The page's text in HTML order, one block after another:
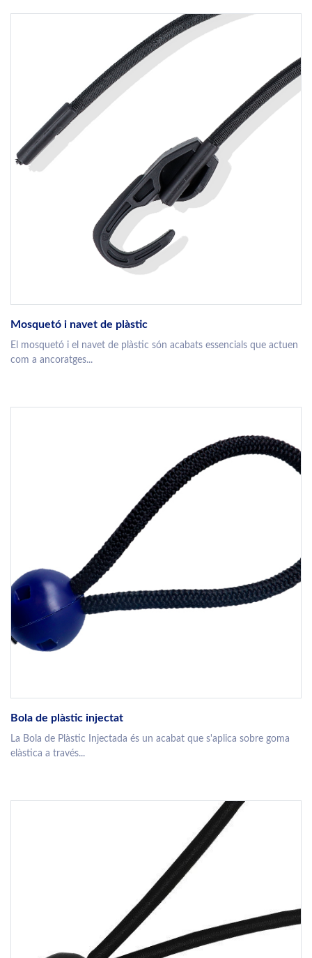
Mosquetó i navet de plàstic
El mosquetó i el navet de plàstic són acabats essencials que actuen
com a ancoratges...
Bola de plàstic injectat
La Bola de Plàstic Injectada és un acabat que s'aplica sobre goma
elàstica a través...